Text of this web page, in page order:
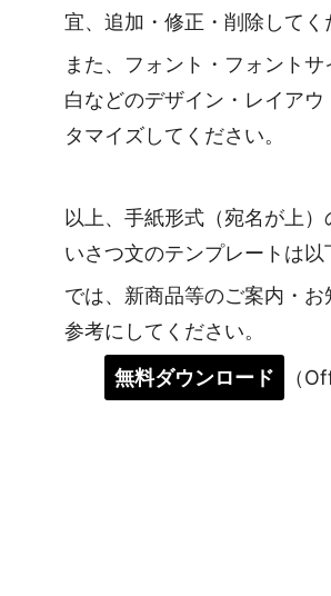
宜、追加・修正・削除してく
また、フォント・フォント
白などのデザイン・レイア
タマイズしてください。
以上、手紙形式（宛名が上
いさつ文のテンプレートは
では、新商品等のご案内・
参考にしてください。
無料ダウンロード
（